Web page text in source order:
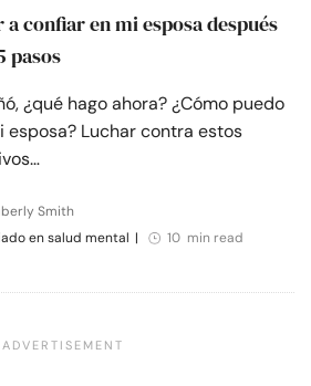
confiar en mi esposa después
pasos
¿qué hago ahora? ¿Cómo puedo
esposa? Luchar contra estos
Smith
en salud mental | 10 min read